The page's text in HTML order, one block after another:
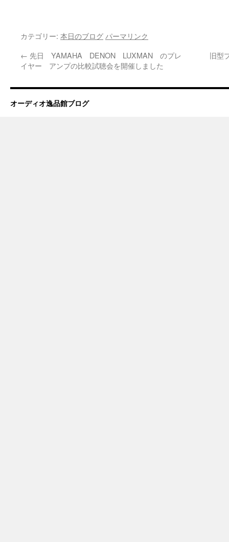
カテゴリー: 本日のブログパーマリンク
← 先日 YAMAHA DENON LUXMAN のプレ
イヤー アンプの比較試聴会を開催しました
旧型
オーディオ逸品館ブログ